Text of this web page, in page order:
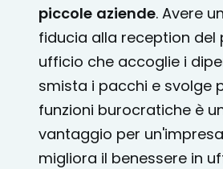
piccole aziende. Avere
fiducia alla reception del
ufficio che accoglie i
smista i pacchi e svolge
funzioni burocratiche è
vantaggio per
migliora il benessere in